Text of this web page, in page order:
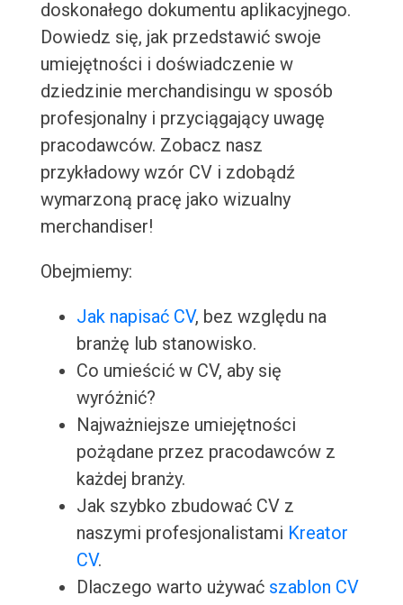
doskonałego dokumentu aplikacyjnego.
Dowiedz się, jak przedstawić swoje
umiejętności i doświadczenie w
dziedzinie merchandisingu w sposób
profesjonalny i przyciągający uwagę
pracodawców. Zobacz nasz
przykładowy wzór CV i zdobądź
wymarzoną pracę jako wizualny
merchandiser!
Obejmiemy:
Jak napisać CV, bez względu na
branżę lub stanowisko.
Co umieścić w CV, aby się
wyróżnić?
Najważniejsze umiejętności
pożądane przez pracodawców z
każdej branży.
Jak szybko zbudować CV z
naszymi profesjonalistami Kreator
CV.
Dlaczego warto używać szablon CV